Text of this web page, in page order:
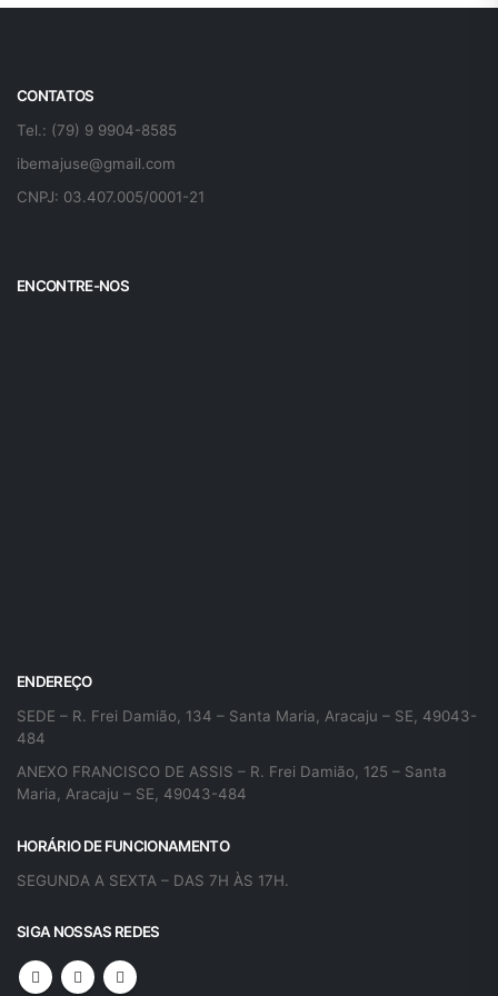
CONTATOS
Tel.: (79) 9 9904-8585
ibemajuse@gmail.com
CNPJ: 03.407.005/0001-21
ENCONTRE-NOS
ENDEREÇO
SEDE – R. Frei Damião, 134 – Santa Maria, Aracaju – SE, 49043-
484
ANEXO FRANCISCO DE ASSIS – R. Frei Damião, 125 – Santa
Maria, Aracaju – SE, 49043-484
HORÁRIO DE FUNCIONAMENTO
SEGUNDA A SEXTA – DAS 7H ÀS 17H.
SIGA NOSSAS REDES